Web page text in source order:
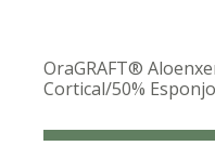
OraGRAFT®
Cortical/50%